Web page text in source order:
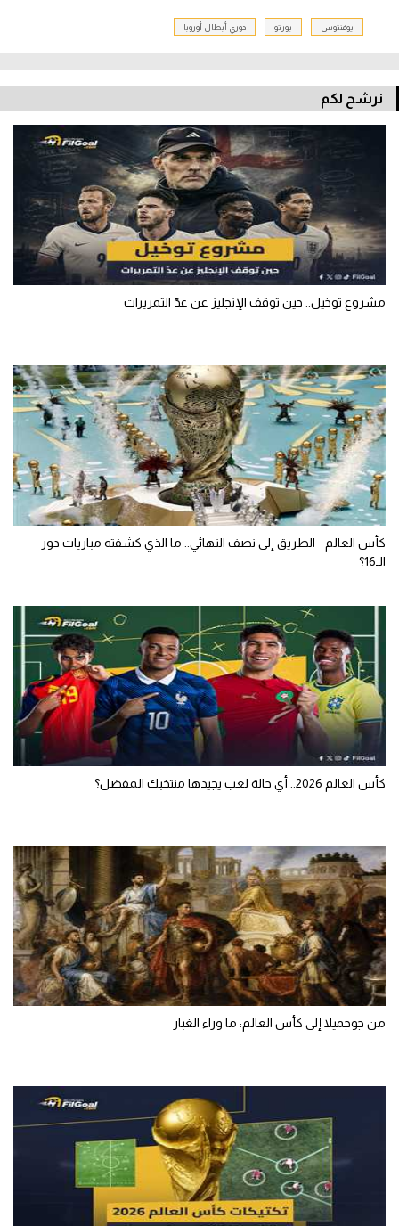
يوفنتوس بورتو دوري أبطال أوروبا
نرشح لكم
مشروع توخيل.. حين توقف الإنجليز عن عدّ التمريرات
كأس العالم - الطريق إلى نصف النهائي.. ما الذي كشفته مباريات دور
الـ16؟
كأس العالم 2026.. أي حالة لعب يجيدها منتخبك المفضل؟
من جوجميلا إلى كأس العالم: ما وراء الغبار